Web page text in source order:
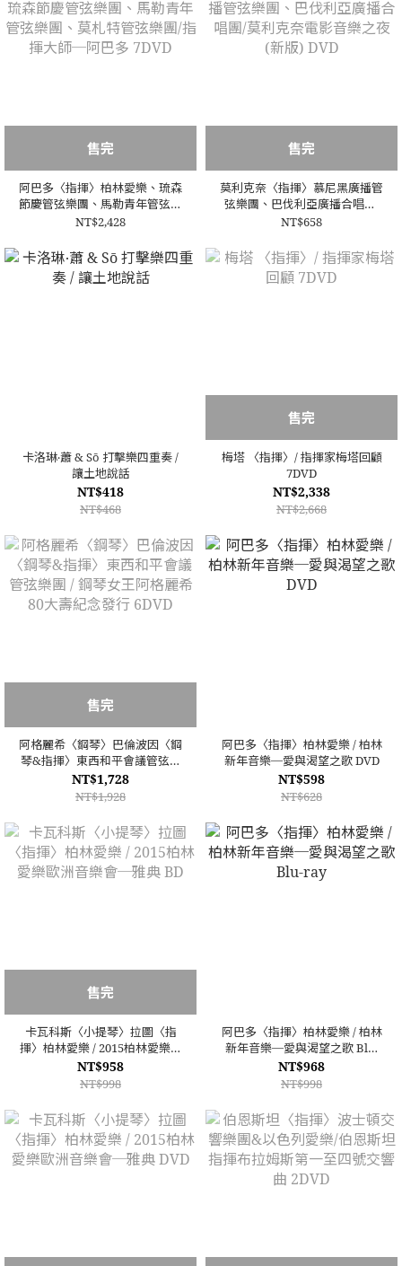
售完
阿巴多〈指揮〉柏林愛樂、琉森
節慶管弦樂團、馬勒青年管弦樂
團、莫札特管弦樂團/指揮大師
NT$2,428
售完
莫利克奈〈指揮〉慕尼黑廣播管
弦樂團、巴伐利亞廣播合唱團/
莫利克奈電影音樂之夜 (新版)
NT$658
卡洛琳‧蕭 & Sō 打擊樂四重奏 /
讓土地說話
NT$418
NT$468
售完
梅塔 〈指揮〉/ 指揮家梅塔回顧
7DVD
NT$2,338
NT$2,668
售完
阿格麗希〈鋼琴〉巴倫波因〈鋼
琴&指揮〉東西和平會議管弦樂
團 / 鋼琴女王阿格麗希80大壽紀
念發行 6DVD
NT$1,728
NT$1,928
阿巴多〈指揮〉柏林愛樂 / 柏林
新年音樂─愛與渴望之歌 DVD
NT$598
NT$628
售完
卡瓦科斯〈小提琴〉拉圖〈指
揮〉柏林愛樂 / 2015柏林愛樂歐
洲音樂會─雅典 BD
NT$958
NT$998
阿巴多〈指揮〉柏林愛樂 / 柏林
新年音樂─愛與渴望之歌 Blu-
ray
NT$968
NT$998